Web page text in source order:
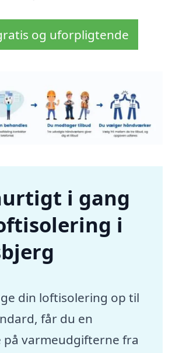
og uforpligtende
i gang
i
din loftisolering op til
får du en
på varmeudgifterne fra